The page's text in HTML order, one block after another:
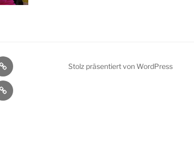
Stolz präsentiert von WordPress